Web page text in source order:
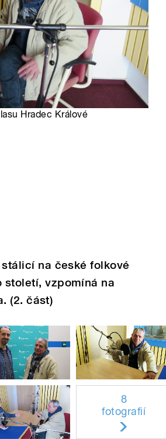
Hradec Králové
na české folkové
století, vzpomíná na
(2. část)
8
fotografií